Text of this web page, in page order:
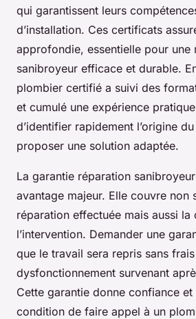
qui garantissent leurs
d’installation. Ces certificats
approfondie, essentielle pour une
sanibroyeur efficace et durable.
plombier certifié a suivi des
et cumulé une expérience
d’identifier rapidement l’origine
proposer une solution adaptée.
La garantie réparation
avantage majeur. Elle couvre non
réparation effectuée mais aussi la
l’intervention. Demander une
que le travail sera repris sans
dysfonctionnement survenant
Cette garantie donne confiance et
condition de faire appel à un